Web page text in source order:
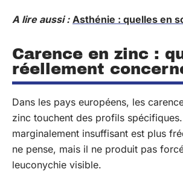
A lire aussi : Asthénie : quelles en
Carence en zinc :
réellement
Dans les pays européens, les
zinc touchent des profils
marginalement insuffisant est plus
ne pense, mais il ne produit pas
leuconychie visible.